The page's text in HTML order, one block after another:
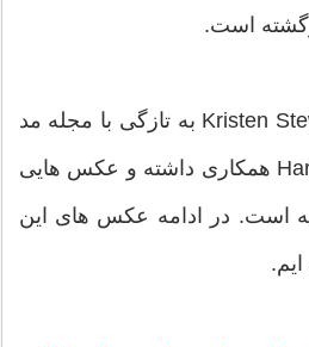
است.
کریستین استوارت Kristen Stewart به تازگی با مجله مد
هارپر بازار Harper Bazaar همکاری داشته و عکس هایی
است. در ادامه عکس های این